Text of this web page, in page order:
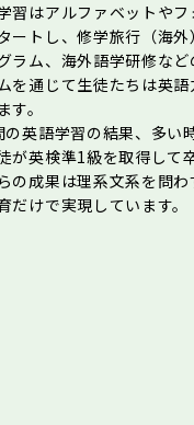
習はアルファベットや
ートし、修学旅行（海
ラム、海外語学研修など
を通じて生徒たちは英
す。
の英語学習の結果、多い
が英検準1級を取得して
の成果は理系文系を問
だけで実現しています。